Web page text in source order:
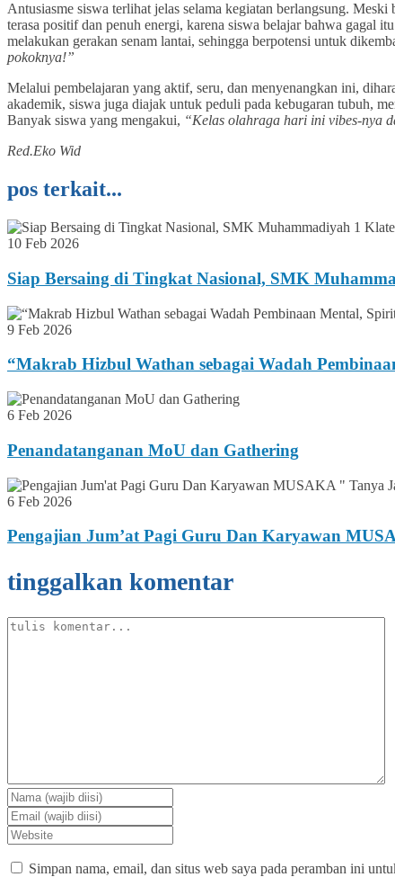
Antusiasme siswa terlihat jelas selama kegiatan berlangsung.
terasa positif dan penuh energi, karena siswa belajar bahwa gagal
melakukan gerakan senam lantai, sehingga berpotensi untuk
pokoknya!”
Melalui pembelajaran yang aktif, seru, dan menyenangkan ini,
akademik, siswa juga diajak untuk peduli pada kebugaran tubuh,
Banyak siswa yang mengakui, “Kelas olahraga hari ini vibes-nya
Red.Eko Wid
pos terkait...
10 Feb 2026
Siap Bersaing di Tingkat Nasional, SMK
9 Feb 2026
“Makrab Hizbul Wathan sebagai Wadah
6 Feb 2026
Penandatanganan MoU dan Gathering
6 Feb 2026
Pengajian Jum’at Pagi Guru Dan Karyawan
tinggalkan komentar
Simpan nama, email, dan situs web saya pada peramban ini